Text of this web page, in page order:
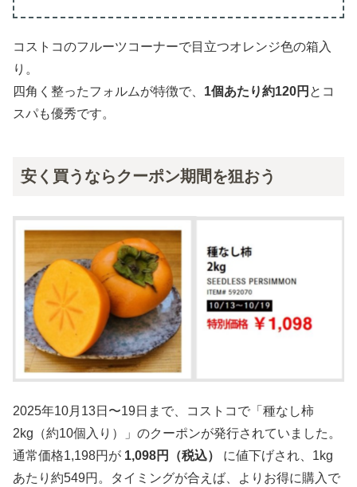
コストコのフルーツコーナーで目立つオレンジ色の箱入
り。
四角く整ったフォルムが特徴で、 1個あたり約120円 とコ
スパも優秀です。
安く買うならクーポン期間を狙おう
2025年10月13日〜19日まで、コストコで「種なし柿
2kg（約10個入り）」のクーポンが発行されていました。
通常価格1,198円が 1,098円（税込）
に値下げされ、1kg
あたり約549円。タイミングが合えば、よりお得に購入で